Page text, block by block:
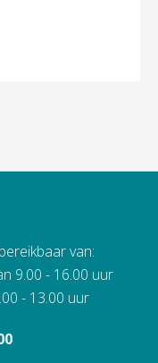
van:
9.00 - 16.00 uur
- 13.00 uur